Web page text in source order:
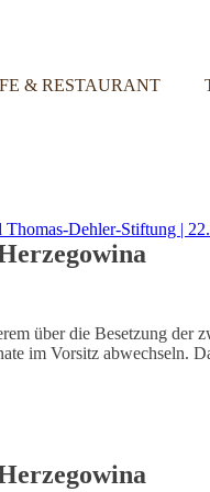
& RESTAURANT
Dehler-Stiftung |
über die Besetzung der
im Vorsitz abwechseln.